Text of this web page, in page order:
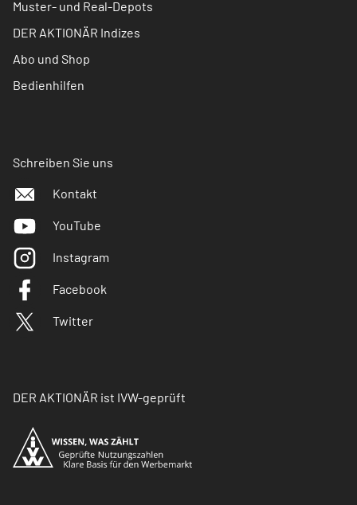
Muster- und Real-Depots
DER AKTIONÄR Indizes
Abo und Shop
Bedienhilfen
Schreiben Sie uns
Kontakt
YouTube
Instagram
Facebook
Twitter
DER AKTIONÄR ist IVW-geprüft